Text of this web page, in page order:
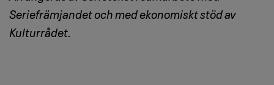
Seriefrämjandet och med ekonomiskt stöd av
Kulturrådet.